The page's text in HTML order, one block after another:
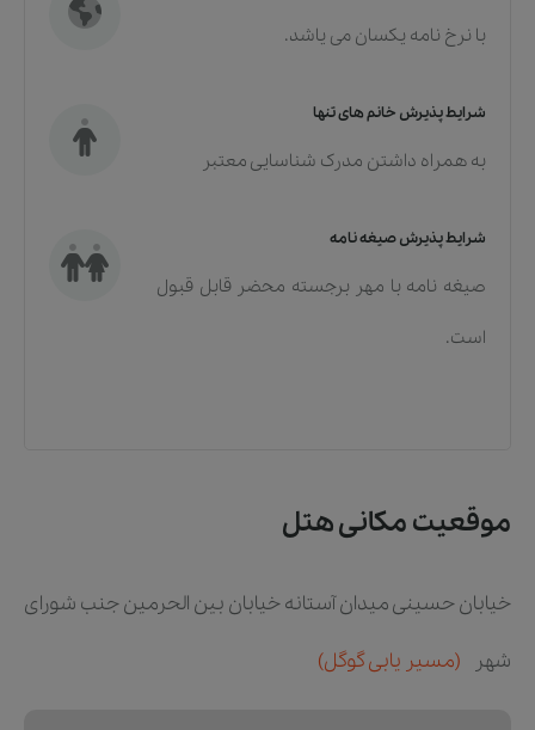
با نرخ نامه یکسان می یاشد.
شرایط پذیرش خانم های تنها
به همراه داشتن مدرک شناسایی معتبر
شرایط پذیرش صیغه نامه
صیغه نامه با مهر برجسته محضر قابل قبول
است.
موقعیت مکانی هتل
خیابان حسینی میدان آستانه خیابان بین الحرمین جنب شورای
شهر (مسیر یابی گوگل)